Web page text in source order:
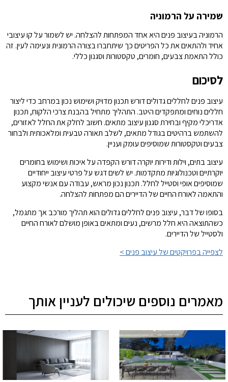
שמירה על הרמוניה
הרמוניה בעיצוב פנים היא אחד המפתחות להצלחה. יש לשמור על קו עיצובי
אחיד ולהתאים את כל הפריטים כך שיתחברו בצורה הרמונית ונעימה לעין. זה
כולל התאמת צבעים, חומרים, טקסטורות וסגנון כללי.
לסיכום
עיצוב פנים לחללים גדולים דורש תכנון מדויק ושימוש נכון במרחב כדי ליצור
חללים נוחים ומתפקדים היטב. התהליך מתחיל בהבנת צרכי הלקוח, תכנון
אדריכלי מקיף ובחירת סגנון עיצוב מתאים. חשוב לחלק את החלל לאזורים,
להשתמש ברהיטים בגודל מתאים, לשלב תאורה טבעית ומלאכותית ולבחור
צבעים וטקסטורות שמוסיפים עומק ועניין.
עיצוב בתים, וילות ודירות יוקרה דורש הקפדה על איכות ושימוש בחומרים
יוקרתיים וטכנולוגיות מתקדמות. יש לשים דגש על פרטי עיצוב ייחודיים
שמוסיפים אופי וסטייל לחלל. תכנון נכון מראש, עבודה עם אנשי מקצוע
והתאמה לאורח החיים של הדיירים הם מפתחות להצלחה.
בסופו של דבר, עיצוב פנים לחללים גדולים הוא תהליך מורכב אך מתגמל,
כשהתוצאה היא חלל מרשים, נעים ומתאים באופן מושלם לאורח החיים
ולסטייל של הדיירים.
לצפייה בפרויקטים של עיצוב פנים >
מאמרים נוספים שיכולים לעניין אותך